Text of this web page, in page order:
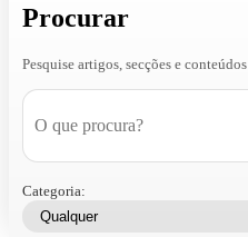
Procurar
Pesquise artigos, secções e conteúdos
Categoria: